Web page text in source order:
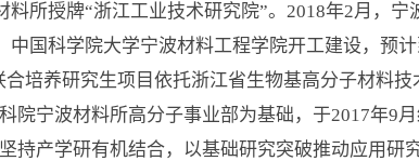
料所授牌“浙江工业技术研究院”。2018年2月，
国科学院大学宁波材料工程学院开工建设，预
养研究生项目依托浙江省生物基高分子材料技
院宁波材料所高分子事业部为基础，于2017年9
持产学研有机结合，以基础研究突破推动应用研